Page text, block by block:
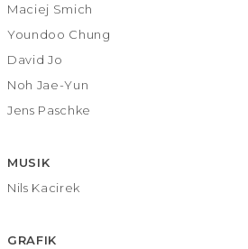
Maciej Smich
Youndoo Chung
David Jo
Noh Jae-Yun
Jens Paschke
MUSIK
Nils Kacirek
GRAFIK